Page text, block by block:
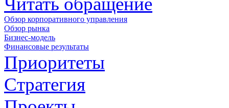
Обзор корпоративного управления
Обзор рынка
Бизнес-модель
Финансовые результаты
Приоритеты
Стратегия